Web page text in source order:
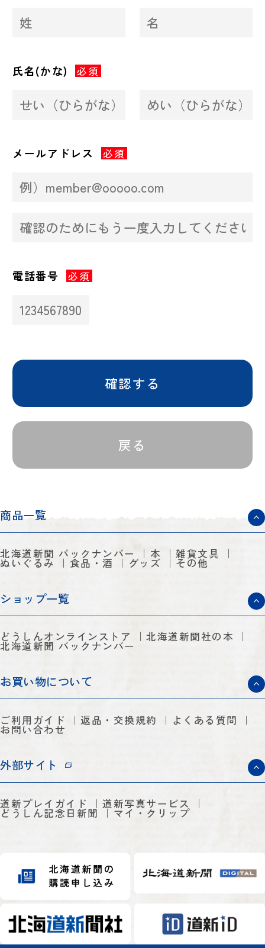
氏名(かな) 必須
メールアドレス 必須
電話番号 必須
戻る
確認する
商品一覧
北海道新聞 バックナンバー 本 雑貨文具
ぬいぐるみ 食品・酒 グッズ その他
ショップ一覧
どうしんオンラインストア 北海道新聞社の本
北海道新聞 バックナンバー
お買い物について
ご利用ガイド 返品・交換規約 よくある質問
お問い合わせ
外部サイト
道新プレイガイド 道新写真サービス
どうしん記念日新聞 マイ・クリップ